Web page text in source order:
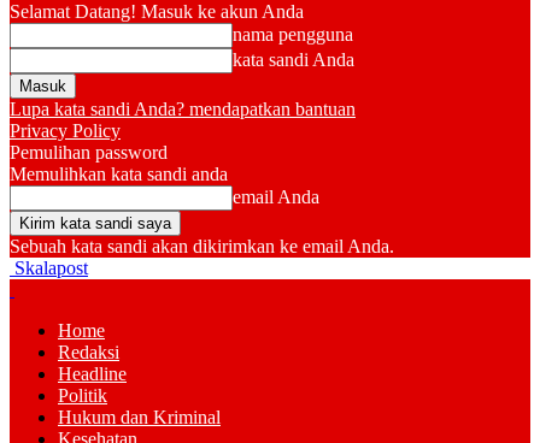
Selamat Datang! Masuk ke akun Anda
nama pengguna
kata sandi Anda
Lupa kata sandi Anda? mendapatkan bantuan
Privacy Policy
Pemulihan password
Memulihkan kata sandi anda
email Anda
Sebuah kata sandi akan dikirimkan ke email Anda.
Skalapost
Home
Redaksi
Headline
Politik
Hukum dan Kriminal
Kesehatan